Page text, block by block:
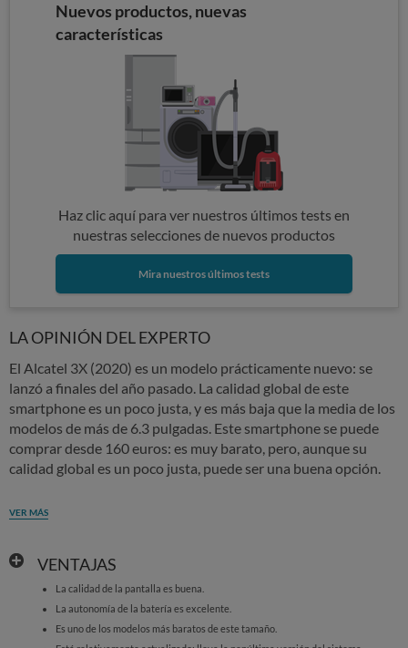
Nuevos productos, nuevas
características
Haz clic aquí para ver nuestros últimos tests en
nuestras selecciones de nuevos productos
Mira nuestros últimos tests
LA OPINIÓN DEL EXPERTO
El Alcatel 3X (2020) es un modelo prácticamente nuevo: se
lanzó a finales del año pasado. La calidad global de este
smartphone es un poco justa, y es más baja que la media de los
modelos de más de 6.3 pulgadas. Este smartphone se puede
comprar desde 160 euros: es muy barato, pero, aunque su
calidad global es un poco justa, puede ser una buena opción.
VER MÁS
VENTAJAS
La calidad de la pantalla es buena.
La autonomía de la batería es excelente.
Es uno de los modelos más baratos de este tamaño.